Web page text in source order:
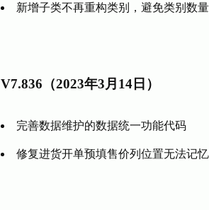
新增子类不再重构类别，避免类别数
V7.836（2023年3月14日）
完善数据维护的数据统一功能代码
修复进货开单预填售价列位置无法记